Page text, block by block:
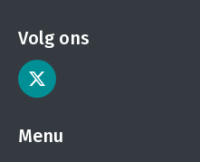
Volg ons
Menu